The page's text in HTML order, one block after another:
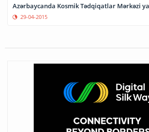
Azərbaycanda Kosmik Tədqiqatlar Mərkəzi
29-04-2015